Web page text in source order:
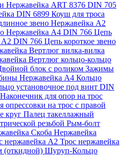
Нержавейка ART 8376 DIN 705
DIN 6899 Коуш для троса
звено Нержавейка A2
Нержавейка A4 DIN 766 Цепь
A2 DIN 766 Цепь короткое звено
Вертлюг вилка-вилка
Вертлюг кольцо-кольцо
блок с роликом Зажимы
Нержавейка А4 Кольцо
установочное под винт DIN
Наконечник для опор на трос
опрессовки на трос с правой
круг Палец такеллажный
резьбой Рым-болт
Скоба Нержавейка
нержавейка А2 Трос нержавейка
(откидной) Шуруп-Кольцо